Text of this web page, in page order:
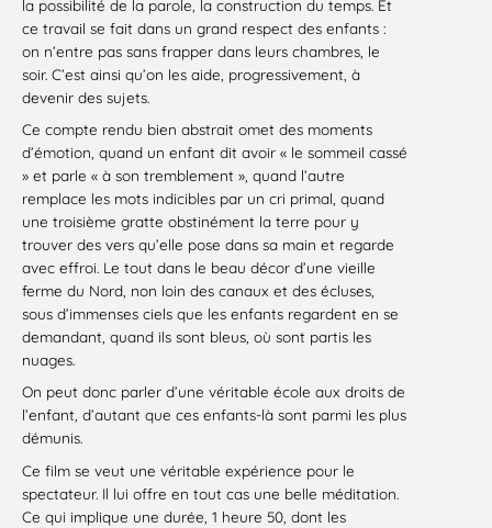
la possibilité de la parole, la construction du temps. Et
ce travail se fait dans un grand respect des enfants :
on n’entre pas sans frapper dans leurs chambres, le
soir. C’est ainsi qu’on les aide, progressivement, à
devenir des sujets.
Ce compte rendu bien abstrait omet des moments
d’émotion, quand un enfant dit avoir « le sommeil cassé
» et parle « à son tremblement », quand l’autre
remplace les mots indicibles par un cri primal, quand
une troisième gratte obstinément la terre pour y
trouver des vers qu’elle pose dans sa main et regarde
avec effroi. Le tout dans le beau décor d’une vieille
ferme du Nord, non loin des canaux et des écluses,
sous d’immenses ciels que les enfants regardent en se
demandant, quand ils sont bleus, où sont partis les
nuages.
On peut donc parler d’une véritable école aux droits de
l’enfant, d’autant que ces enfants-là sont parmi les plus
démunis.
Ce film se veut une véritable expérience pour le
spectateur. Il lui offre en tout cas une belle méditation.
Ce qui implique une durée, 1 heure 50, dont les